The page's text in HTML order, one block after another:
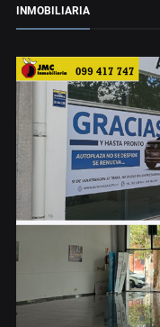
INMOBILIARIA